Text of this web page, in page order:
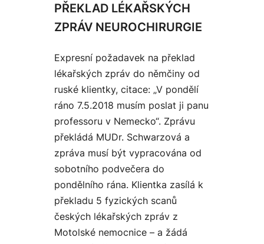
PŘEKLAD LÉKAŘSKÝCH
ZPRÁV NEUROCHIRURGIE
Expresní požadavek na překlad
lékařských zpráv do němčiny od
ruské klientky, citace: „V pondělí
ráno 7.5.2018 musím poslat ji panu
professoru v Nemecko“. Zprávu
překládá MUDr. Schwarzová a
zpráva musí být vypracována od
sobotního podvečera do
pondělního rána. Klientka zasílá k
překladu 5 fyzických scanů
českých lékařských zpráv z
Motolské nemocnice – a žádá